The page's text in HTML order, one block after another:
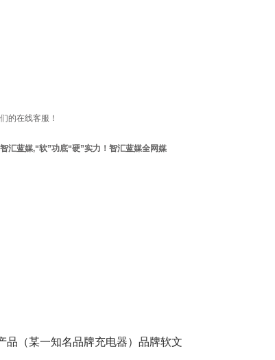
的在线客服！
汇蓝媒,“软”功底“硬”实力！智汇蓝媒全网媒
品（某一知名品牌充电器）品牌软文